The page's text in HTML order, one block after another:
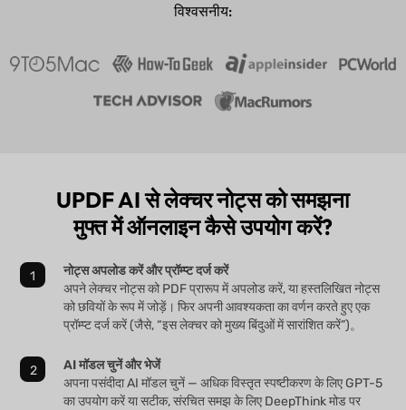
विश्वसनीय:
UPDF AI से लेक्चर नोट्स को समझना
मुफ्त में ऑनलाइन कैसे उपयोग करें?
नोट्स अपलोड करें और प्रॉम्प्ट दर्ज करें
अपने लेक्चर नोट्स को PDF प्रारूप में अपलोड करें, या हस्तलिखित नोट्स
को छवियों के रूप में जोड़ें। फिर अपनी आवश्यकता का वर्णन करते हुए एक
प्रॉम्प्ट दर्ज करें (जैसे, “इस लेक्चर को मुख्य बिंदुओं में सारांशित करें”)。
AI मॉडल चुनें और भेजें
अपना पसंदीदा AI मॉडल चुनें — अधिक विस्तृत स्पष्टीकरण के लिए GPT-5
का उपयोग करें या सटीक, संरचित समझ के लिए DeepThink मोड पर